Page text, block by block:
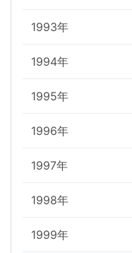
1993年
1994年
1995年
1996年
1997年
1998年
1999年